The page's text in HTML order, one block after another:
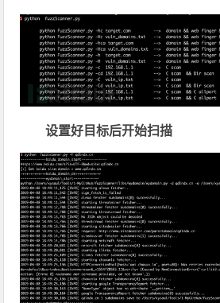
设置好目标后开始扫描